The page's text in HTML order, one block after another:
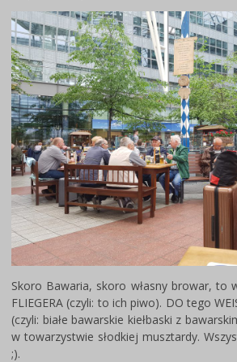
Skoro Bawaria, skoro własny browar, to
FLIEGERA (czyli: to ich piwo). DO tego
(czyli: białe bawarskie kiełbaski z
w towarzystwie słodkiej musztardy.
;).